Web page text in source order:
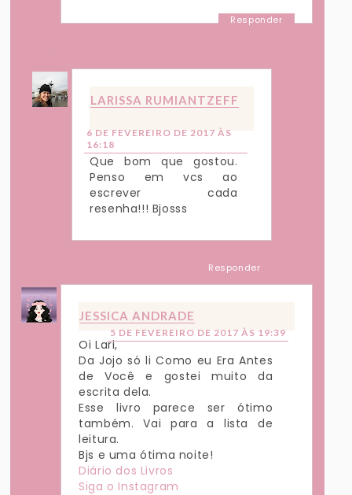
Responder
LARISSA RUMIANTZEFF
6 DE FEVEREIRO DE 2017 ÀS
16:18
Que bom que gostou.
Penso em vcs ao
escrever cada
resenha!!! Bjosss
Responder
JESSICA ANDRADE
5 DE FEVEREIRO DE 2017 ÀS 19:39
Oi Lari,
Da Jojo só li Como eu Era Antes
de Você e gostei muito da
escrita dela.
Esse livro parece ser ótimo
também. Vai para a lista de
leitura.
Bjs e uma ótima noite!
Diário dos Livros
Siga o Instagram